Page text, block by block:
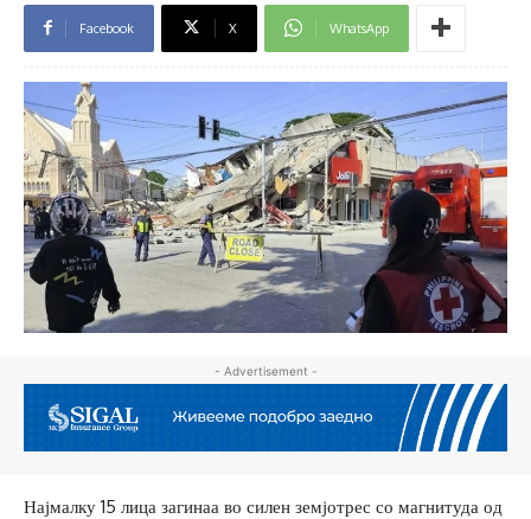
Facebook X WhatsApp
- Advertisement -
Најмалку 15 лица загинаа во силен земјотрес со магнитуда од